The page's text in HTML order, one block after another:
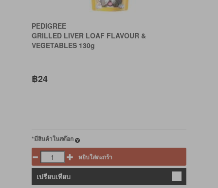
PEDIGREE
GRILLED LIVER LOAF FLAVOUR &
VEGETABLES 130g
฿24
*มีสินค้าในสต๊อก
หยิบใส่ตะกร้า
เปรียบเทียบ